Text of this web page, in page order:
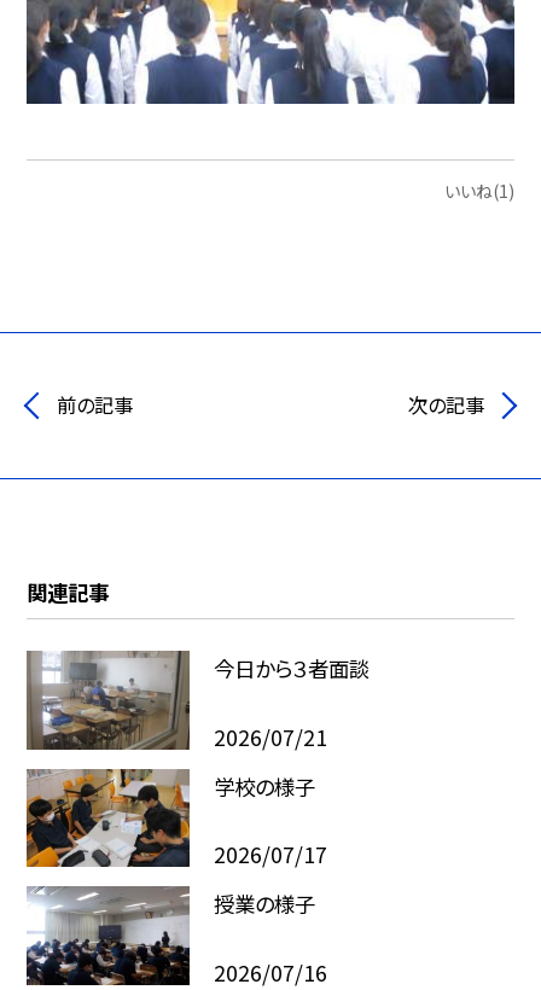
いいね(1)
前の記事 次の記事
関連記事
今日から３者面談
2026/07/21
学校の様子
2026/07/17
授業の様子
2026/07/16